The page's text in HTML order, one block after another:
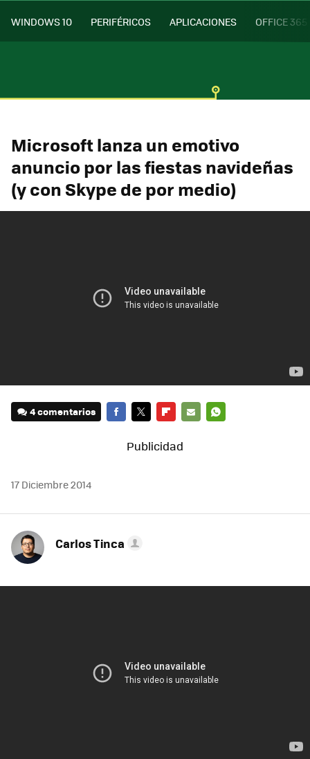
WINDOWS 10 PERIFÉRICOS APLICACIONES OFFICE 365
Microsoft lanza un emotivo
anuncio por las fiestas navideñas
(y con Skype de por medio)
4 comentarios
MAIL
17 Diciembre 2014
Carlos Tinca